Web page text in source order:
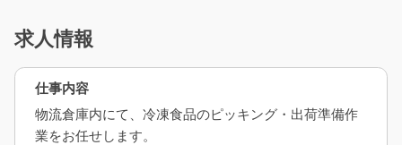
求人情報
仕事内容
物流倉庫内にて、冷凍食品のピッキング・出荷準備作
業をお任せします。